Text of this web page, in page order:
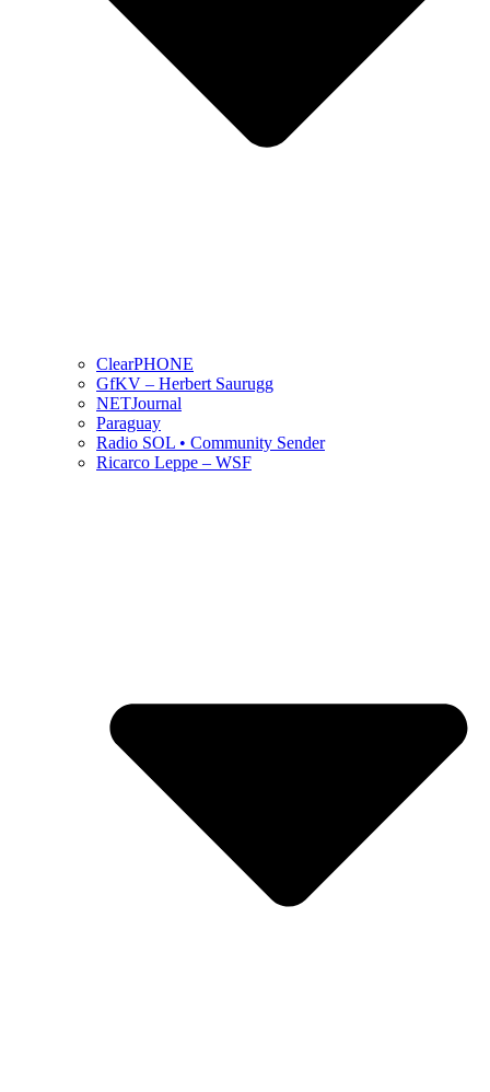
ClearPHONE
GfKV – Herbert Saurugg
NETJournal
Paraguay
Radio SOL • Community Sender
Ricarco Leppe – WSF